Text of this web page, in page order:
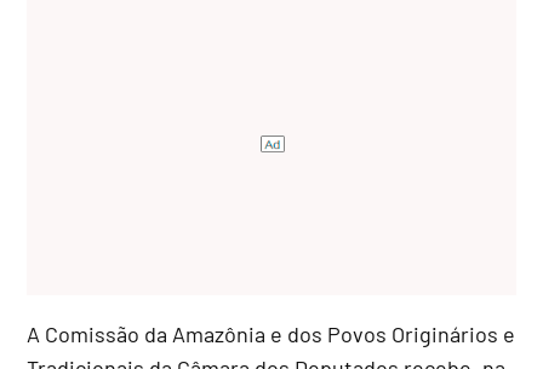
A Comissão da Amazônia e dos Povos Originários e